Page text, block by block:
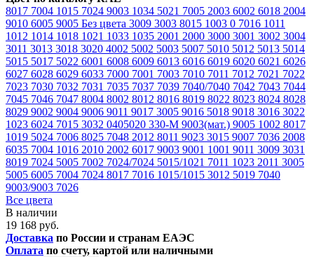
8017 7004 1015 7024 9003 1034 5021 7005 2003 6002 6018 2004
9010 6005 9005 Без цвета 3009 3003 8015 1003 0 7016 1011
1012 1014 1018 1021 1033 1035 2001 2000 3000 3001 3002 3004
3011 3013 3018 3020 4002 5002 5003 5007 5010 5012 5013 5014
5015 5017 5022 6001 6008 6009 6013 6016 6019 6020 6021 6026
6027 6028 6029 6033 7000 7001 7003 7010 7011 7012 7021 7022
7023 7030 7032 7031 7035 7037 7039 7040/7040 7042 7043 7044
7045 7046 7047 8004 8002 8012 8016 8019 8022 8023 8024 8028
8029 9002 9004 9006 9011 9017 3005 9016 5018 9018 3016 3022
1023 6024 7015 3032 0405020 330-М 9003(мат.) 9005 1002 8017
1019 5024 7006 8025 7048 2012 8011 9023 3015 9007 7036 2008
6035 7004 1016 2010 2002 6017 9003 9001 1001 9011 3009 3031
8019 7024 5005 7002 7024/7024 5015/1021 7011 1023 2011 3005
5005 6005 7004 7024 8017 7016 1015/1015 3012 5019 7040
9003/9003 7026
Все цвета
В наличии
19 168 руб.
Доставка по России и странам ЕАЭС
Оплата по счету, картой или наличными